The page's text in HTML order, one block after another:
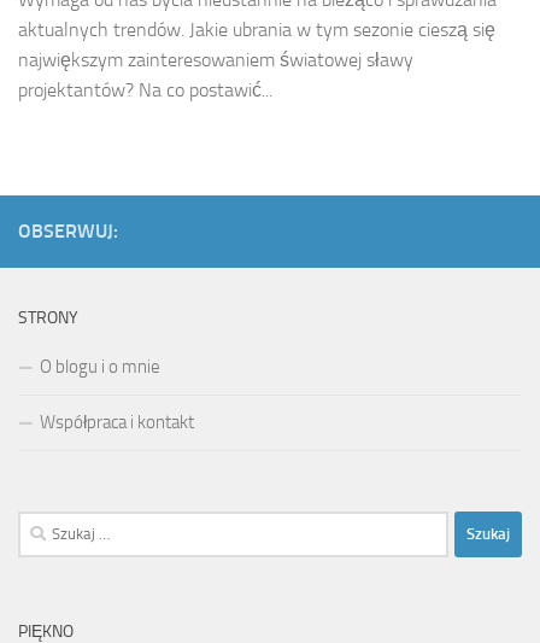
aktualnych trendów. Jakie ubrania w tym sezonie cieszą się
największym zainteresowaniem światowej sławy
projektantów? Na co postawić...
OBSERWUJ:
STRONY
O blogu i o mnie
Współpraca i kontakt
Szukaj:
PIĘKNO